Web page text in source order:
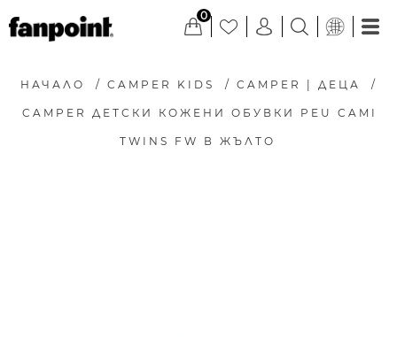
0
НАЧАЛО / CAMPER KIDS / CAMPER | ДЕЦА /
CAMPER ДЕТСКИ КОЖЕНИ ОБУВКИ PEU CAMI
TWINS FW В ЖЪЛТО